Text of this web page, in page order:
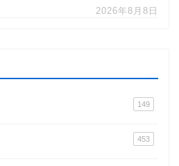
2026年8月8日
149
453